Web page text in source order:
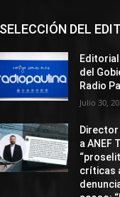
SELECCIÓN DEL
del
Radio
Julio 30,
Director
a ANEF
críticas